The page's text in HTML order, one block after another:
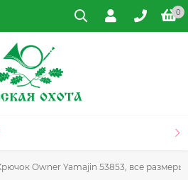
0
Owner Yamajin 53853, все размеры